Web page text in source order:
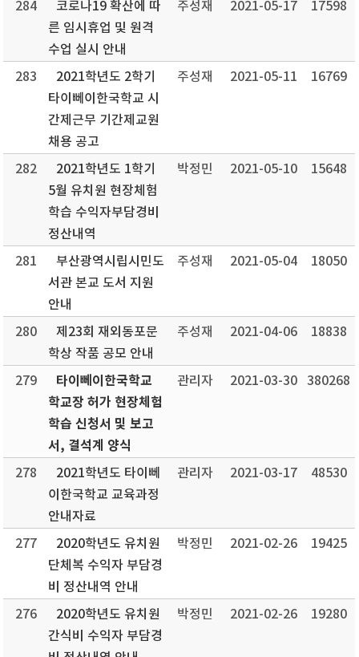
284
코로나19 확산에 따
른 임시휴업 및 원격
수업 실시 안내
주성재 2021-05-17 17598
283
2021학년도 2학기
타이뻬이한국학교 시
간제근무 기간제교원
채용 공고
주성재 2021-05-11 16769
282
2021학년도 1학기
5월 유치원 현장체험
학습 수익자부담경비
정산내역
박정민 2021-05-10 15648
281
부산광역시립시민도
서관 본교 도서 지원
안내
주성재 2021-05-04 18050
280
제23회 재외동포문
학상 작품 공모 안내
주성재 2021-04-06 18838
279
타이뻬이한국학교
학교장 허가 현장체험
학습 신청서 및 보고
서, 결석계 양식
관리자 2021-03-30 380268
278
2021학년도 타이뻬
이한국학교 교육과정
안내자료
관리자 2021-03-17 48530
277
2020학년도 유치원
단체복 수익자 부담경
비 정산내역 안내
박정민 2021-02-26 19425
276
2020학년도 유치원
간식비 수익자 부담경
박정민 2021-02-26 19280